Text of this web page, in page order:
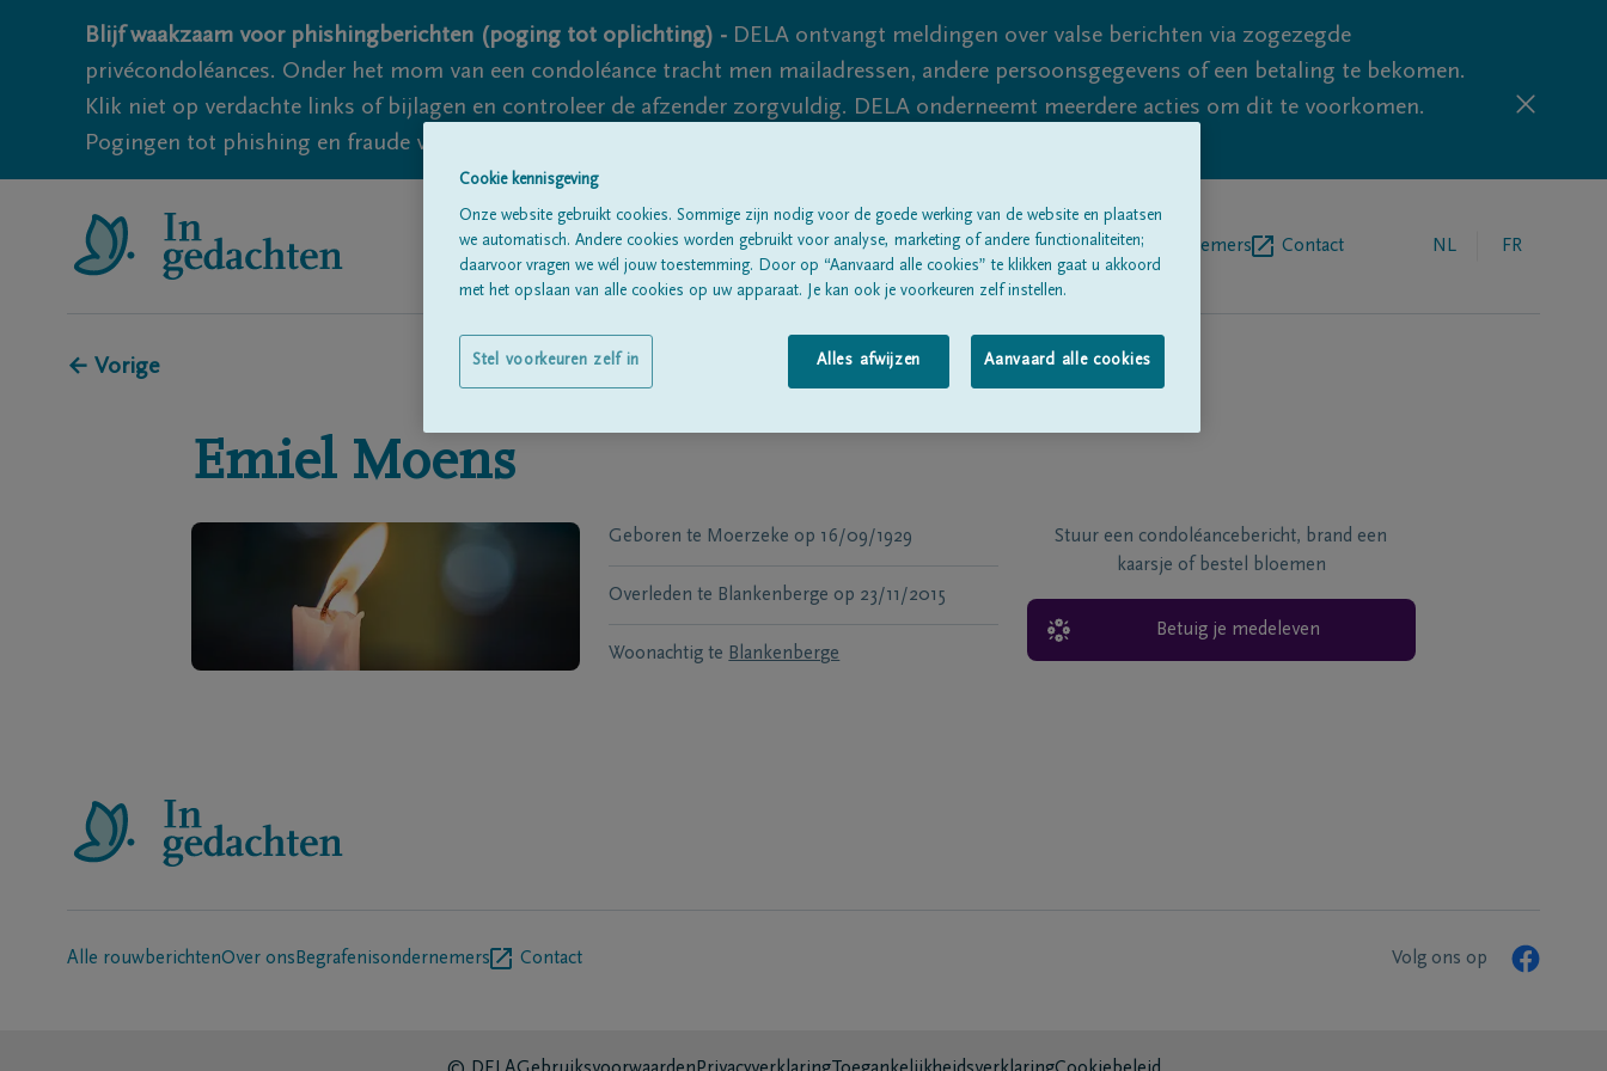
Blijf waakzaam voor phishingberichten (poging tot oplichting) - DELA ontvangt meldingen over valse berichten via zogezegde
privécondoléances. Onder het mom van een condoléance tracht men mailadressen, andere persoonsgegevens of een betaling te bekomen.
Klik niet op verdachte links of bijlagen en controleer de afzender zorgvuldig. DELA onderneemt meerdere acties om dit te voorkomen.
Pogingen tot phishing en fraude vallen echter nooit volledig uit te sluiten, dus blijf waakzaam.
Alle rouwberichten Over onsBegrafenisondernemers Contact NL FR
← Vorige
Emiel Moens
Geboren te Moerzeke op 16/09/1929
Overleden te Blankenberge op 23/11/2015
Woonachtig te Blankenberge
Stuur een condoléancebericht, brand een
kaarsje of bestel bloemen
Betuig je medeleven
Alle rouwberichtenOver ons Begrafenisondernemers Contact Volg ons op
Cookie kennisgeving
Onze website gebruikt cookies. Sommige zijn nodig voor de goede werking van de website en plaatsen
we automatisch. Andere cookies worden gebruikt voor analyse, marketing of andere functionaliteiten;
daarvoor vragen we wél jouw toestemming. Door op “Aanvaard alle cookies” te klikken gaat u akkoord
met het opslaan van alle cookies op uw apparaat. Je kan ook je voorkeuren zelf instellen.
Alles afwijzen Aanvaard alle cookies
Stel voorkeuren zelf in